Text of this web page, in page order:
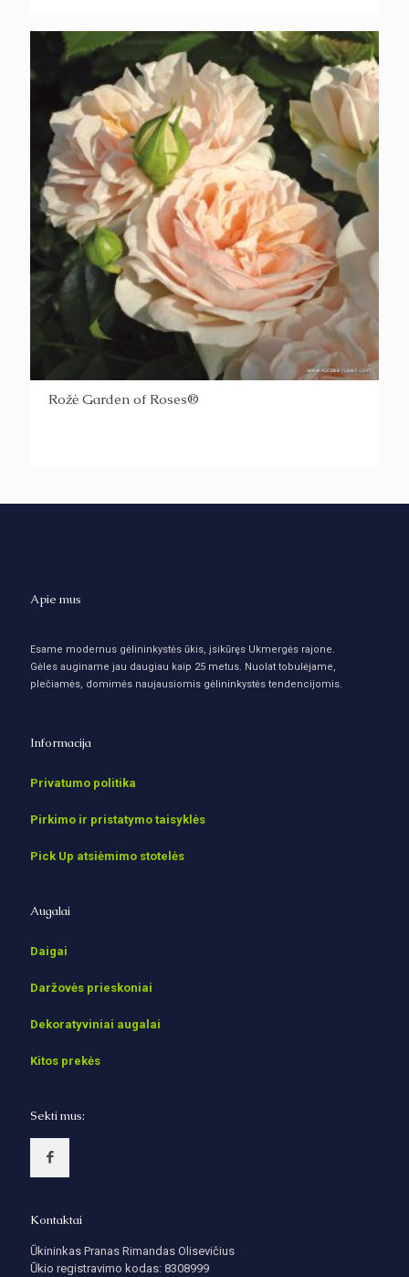
Rožė Garden of Roses®
Apie mus
Esame modernus gėlininkystės ūkis, įsikūręs Ukmergės rajone.
Gėles auginame jau daugiau kaip 25 metus. Nuolat tobulėjame,
plečiamės, domimės naujausiomis gėlininkystės tendencijomis.
Informacija
Privatumo politika
Pirkimo ir pristatymo taisyklės
Pick Up atsiėmimo stotelės
Augalai
Daigai
Daržovės prieskoniai
Dekoratyviniai augalai
Kitos prekės
Sekti mus:
Kontaktai
Ūkininkas Pranas Rimandas Olisevičius
Ūkio registravimo kodas: 8308999